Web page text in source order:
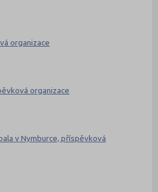
organizace
organizace
v Nymburce, příspěvková